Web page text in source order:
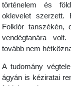
történelem és
oklevelet szerzett.
Folklór tanszékén,
vendégtanára
tovább nem
A tudomány
ágyán is kéziratai